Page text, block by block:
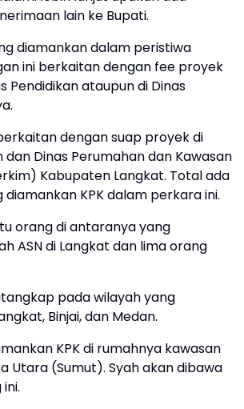
lain ke Bupati.
diamankan dalam peristiwa
ini berkaitan dengan fee proyek
Pendidikan ataupun di Dinas
dengan suap proyek di
dan Dinas Perumahan dan Kawasan
Kabupaten Langkat. Total ada
diamankan KPK dalam perkara ini.
orang di antaranya yang
ASN di Langkat dan lima orang
pada wilayah yang
Binjai, dan Medan.
KPK di rumahnya kawasan
Utara (Sumut). Syah akan dibawa